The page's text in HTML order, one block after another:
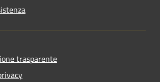
trasparente